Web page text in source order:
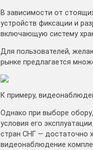
В зависимости от
устройств фиксации и
включающую систему
Для пользователей,
рынке предлагается
К примеру,
Однако при выборе
условия его
стран СНГ — достаточно
видеонаблюдение